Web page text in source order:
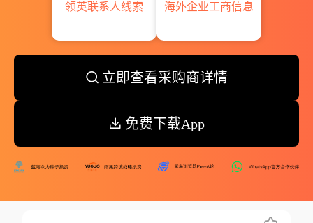
领英联系人线索
海外企业工商信息
立即查看采购商详情
免费下载App